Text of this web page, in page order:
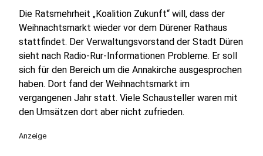
Die Ratsmehrheit „Koalition Zukunft“ will, dass der
Weihnachtsmarkt wieder vor dem Dürener Rathaus
stattfindet. Der Verwaltungsvorstand der Stadt Düren
sieht nach Radio-Rur-Informationen Probleme. Er soll
sich für den Bereich um die Annakirche ausgesprochen
haben. Dort fand der Weihnachtsmarkt im
vergangenen Jahr statt. Viele Schausteller waren mit
den Umsätzen dort aber nicht zufrieden.
Anzeige